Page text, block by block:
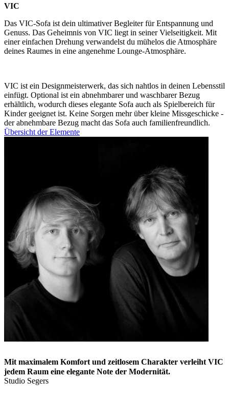
VIC
Das VIC-Sofa ist dein ultimativer Begleiter für Entspannung und
Genuss. Das Geheimnis von VIC liegt in seiner Vielseitigkeit. Mit
einer einfachen Drehung verwandelst du mühelos die Atmosphäre
deines Raumes in eine angenehme Lounge-Atmosphäre.
VIC ist ein Designmeisterwerk, das sich nahtlos in deinen Lebensstil
einfügt. Optional ist ein abnehmbarer und waschbarer Bezug
erhältlich, wodurch dieses elegante Sofa auch als Spielbereich für
Kinder geeignet ist. Keine Sorgen mehr über kleine Missgeschicke -
der abnehmbare Bezug macht das Sofa auch familienfreundlich.
Übersicht der Elemente
Mit maximalem Komfort und zeitlosem Charakter verleiht VIC
jedem Raum eine elegante Note der Modernität.
Studio Segers